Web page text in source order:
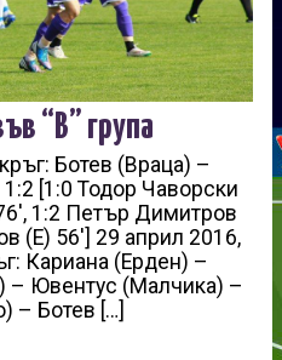
“В” група
Ботев (Враца) –
[1:0 Тодор Чаворски
1:2 Петър Димитров
(Е) 56′] 29 април 2016,
Кариана (Ерден) –
– Ювентус (Малчика) –
– Ботев […]